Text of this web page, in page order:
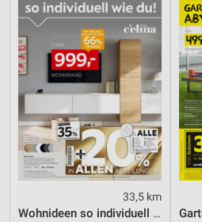
33,5 km
Wohnideen so individuell wie du!
Quellen
Entwicklung und Verbesserung
Verwendung reduzierter Daten zur
Inhalten
IAB-Besonderheiten:
Verwendung genauer
Geräte anhand von aktiv
Informationen identifizieren
Nicht-IAB-Verarbeitungszwecke: